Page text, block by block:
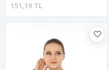
151,19 TL